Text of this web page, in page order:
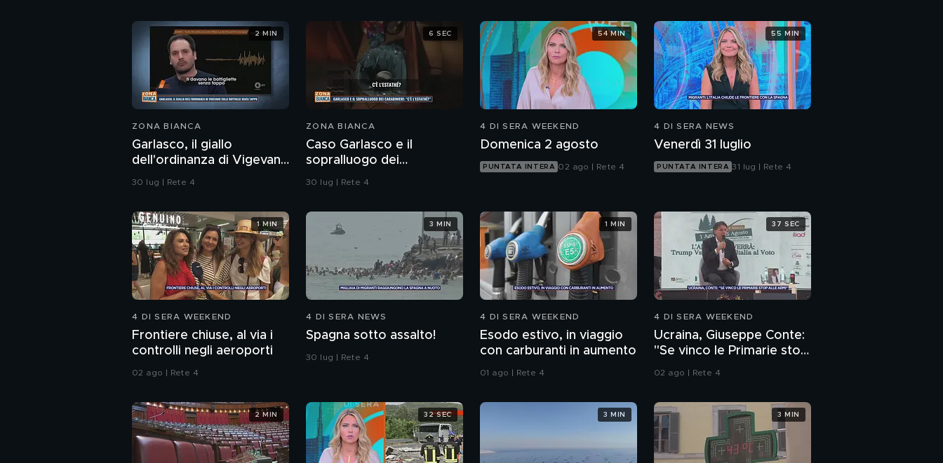
PROSSIMO VIDEO
I furbetti della
settimana
Vittorio Feltri ed il
divieto di fumo
dell'infamia
Mamma, li limoni turchi!
Il boom del cibo etnico
Candidati minori per
l'Emilia Romagna
ZONA BIANCA
Garlasco, il giallo
dell'ordinanza di Vigevano
sulle bottiglie senza
30 lug | Rete 4
2 MIN
ZONA BIANCA
Caso Garlasco e il
sopralluogo dei
Carabinieri
30 lug | Rete 4
6 SEC
4 DI SERA WEEKEND
Domenica 2 agosto
PUNTATA INTERA 02 ago | Rete 4
54 MIN
4 DI SERA NEWS
Venerdì 31 luglio
PUNTATA INTERA 31 lug | Rete 4
55 MIN
4 DI SERA WEEKEND
Frontiere chiuse, al via i
controlli negli aeroporti
02 ago | Rete 4
1 MIN
4 DI SERA NEWS
Spagna sotto assalto!
30 lug | Rete 4
3 MIN
4 DI SERA WEEKEND
Esodo estivo, in viaggio
con carburanti in aumento
01 ago | Rete 4
1 MIN
4 DI SERA WEEKEND
Ucraina, Giuseppe Conte:
"Se vinco le Primarie stop
alle armi"
02 ago | Rete 4
37 SEC
2 MIN 32 SEC 3 MIN 3 MIN